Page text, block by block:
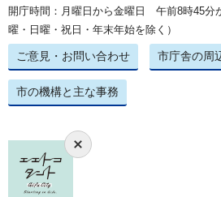
開庁時間：月曜日から金曜日 午前8時45分
曜・日曜・祝日・年末年始を除く）
ご意見・お問い合わせ 市庁舎の周
市の機構と主な事務